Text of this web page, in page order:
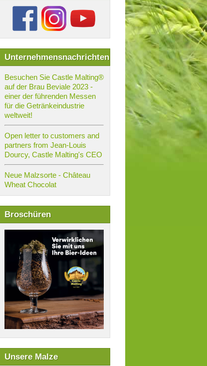
Unternehmensnachrichten
Besuchen Sie Castle Malting®
auf der Brau Beviale 2023 -
einer der führenden Messen
für die Getränkeindustrie
weltweit!
Open letter to customers and
partners from Jean-Louis
Dourcy, Castle Malting's CEO
Neue Malzsorte - Château
Wheat Chocolat
Broschüren
Unsere Malze